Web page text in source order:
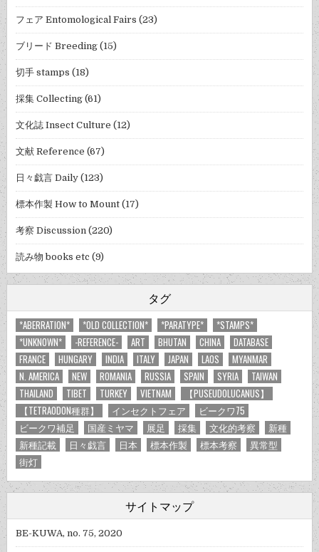
フェア Entomological Fairs (23)
ブリード Breeding (15)
切手 stamps (18)
採集 Collecting (61)
文化誌 Insect Culture (12)
文献 Reference (67)
日々戯言 Daily (123)
標本作製 How to Mount (17)
考察 Discussion (220)
読み物 books etc (9)
タグ
*ABERRATION* *OLD COLLECTION* *PARATYPE*
*STAMPS*
*UNKNOWN*
-REFERENCE- ART BHUTAN CHINA
DATABASE
FRANCE
HUNGARY INDIA ITALY JAPAN LAOS
MYANMAR
N. AMERICA
NEW ROMANIA RUSSIA SPAIN SYRIA
TAIWAN
THAILAND
TIBET TURKEY VIETNAM
【PUSEUDOLUCANUS】
【TETRAODON種群】
インセクトフェア
ビークワ75
ビークワ補足
国産ミヤマ 展足 採集 文化的考察
新種
新種記載
日々戯言 日本 標本作製 標本考察
異常型
街灯
サイトマップ
BE-KUWA, no. 75, 2020